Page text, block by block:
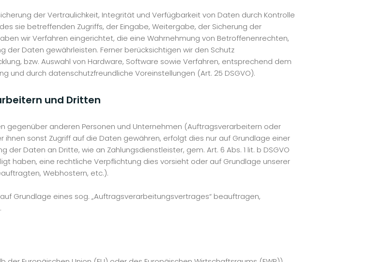
der Vertraulichkeit, Integrität und Verfügbarkeit von Daten durch Kontrolle
sie betreffenden Zugriffs, der Eingabe, Weitergabe, der Sicherung der
wir Verfahren eingerichtet, die eine Wahrnehmung von Betroffenenrechten,
der Daten gewährleisten. Ferner berücksichtigen wir den Schutz
bzw. Auswahl von Hardware, Software sowie Verfahren, entsprechend dem
und durch datenschutzfreundliche Voreinstellungen (Art. 25 DSGVO).
und Dritten
gegenüber anderen Personen und Unternehmen (Auftragsverarbeitern oder
sonst Zugriff auf die Daten gewähren, erfolgt dies nur auf Grundlage einer
der Daten an Dritte, wie an Zahlungsdienstleister, gem. Art. 6 Abs. 1 lit. b DSGVO
haben, eine rechtliche Verpflichtung dies vorsieht oder auf Grundlage unserer
Webhostern, etc.).
Grundlage eines sog. „Auftragsverarbeitungsvertrages“ beauftragen,